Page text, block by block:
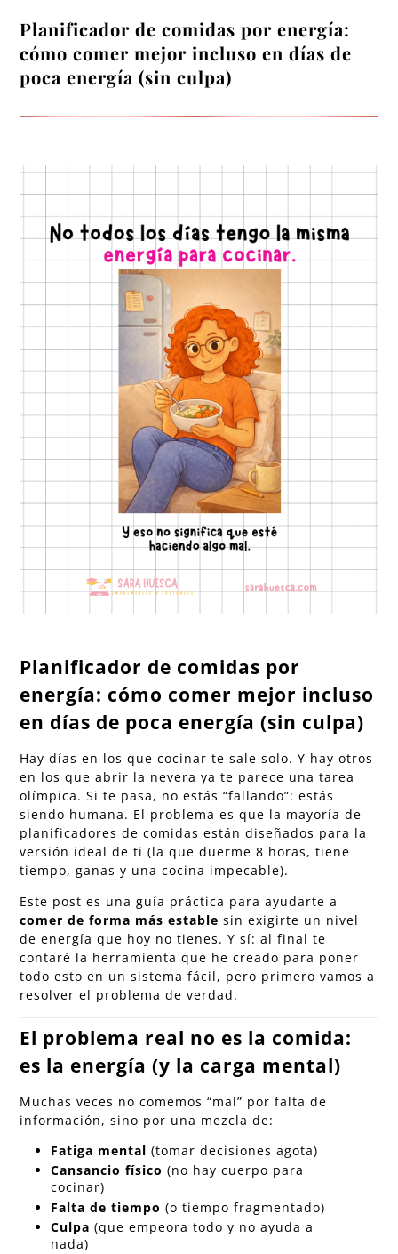
Planificador de comidas por energía:
cómo comer mejor incluso en días de
poca energía (sin culpa)
Planificador de comidas por
energía: cómo comer mejor incluso
en días de poca energía (sin culpa)
Hay días en los que cocinar te sale solo. Y hay otros
en los que abrir la nevera ya te parece una tarea
olímpica. Si te pasa, no estás “fallando”: estás
siendo humana. El problema es que la mayoría de
planificadores de comidas están diseñados para la
versión ideal de ti (la que duerme 8 horas, tiene
tiempo, ganas y una cocina impecable).
Este post es una guía práctica para ayudarte a
comer de forma más estable sin exigirte un nivel
de energía que hoy no tienes. Y sí: al final te
contaré la herramienta que he creado para poner
todo esto en un sistema fácil, pero primero vamos a
resolver el problema de verdad.
El problema real no es la comida:
es la energía (y la carga mental)
Muchas veces no comemos “mal” por falta de
información, sino por una mezcla de:
Fatiga mental (tomar decisiones agota)
Cansancio físico (no hay cuerpo para
cocinar)
Falta de tiempo (o tiempo fragmentado)
Culpa (que empeora todo y no ayuda a
nada)